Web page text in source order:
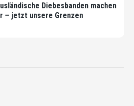
Diebesbanden machen
– jetzt unsere Grenzen